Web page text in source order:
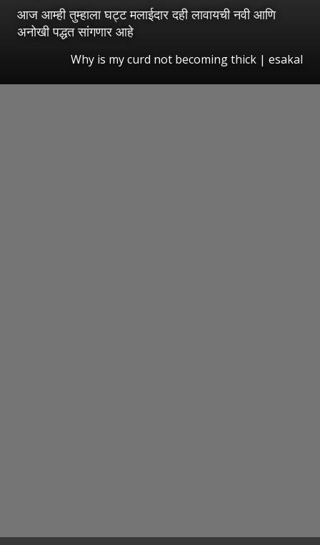
आज आम्ही तुम्हाला घट्ट मलाईदार दही लावायची नवी आणि
अनोखी पद्धत सांगणार आहे
Why is my curd not becoming thick | esakal